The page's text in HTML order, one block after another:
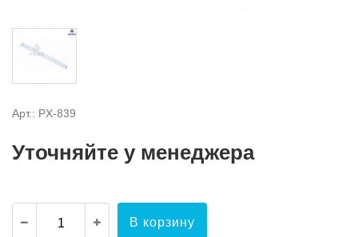
Арт.: PX-839
Уточняйте у менеджера
В корзину